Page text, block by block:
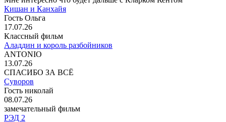
Кишан и Канхайя
Гость Ольга
17.07.26
Классный фильм
Аладдин и король разбойников
ANTONIO
13.07.26
СПАСИБО ЗА ВСЁ
Суворов
Гость николай
08.07.26
замечательный фильм
РЭД 2